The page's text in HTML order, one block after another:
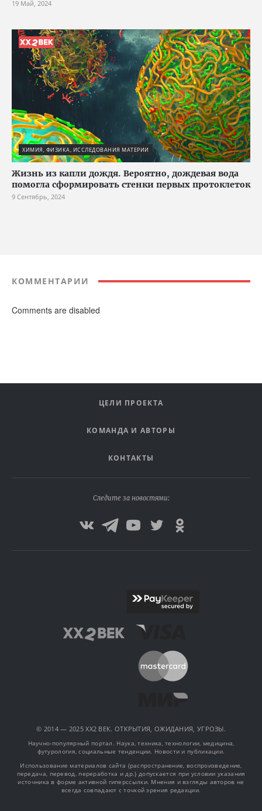
19 Май, 2024
ХИМИЯ, ФИЗИКА, ИССЛЕДОВАНИЯ МАТЕРИИ
Жизнь из капли дождя. Вероятно, дождевая вода
помогла сформировать стенки первых протоклеток
9 Сентябрь, 2024
КОММЕНТАРИИ
Comments are disabled
ЦЕЛИ ПРОЕКТА
КОМАНДА И АВТОРЫ
КОНТАКТЫ
Следите за новостями:
© 2014 — 2025 XX2 ВЕК. ОТКРЫТИЯ, ОЖИДАНИЯ, УГРОЗЫ.
Научно-популярный портал. Наука, техника, технологии, медицина,
футурология, социальные тенденции. Новости и публикации.
Использование материалов сайта (распространение, воспроизведение,
передача, перевод, переработка и др.) допускается при условии указания
источника в форме активной гиперссылки. Мнения и взгляды авторов не
всегда совпадают с точкой зрения редакции.